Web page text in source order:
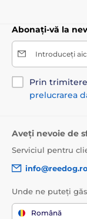
Abonați-vă la
Introduceți
Prin
prelucrarea
Aveți nevoie de
Serviciul pentru
info@reedog.ro
Unde ne puteți
Română